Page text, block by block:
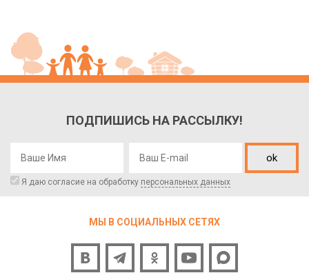
ПОДПИШИСЬ НА РАССЫЛКУ!
ok
Я даю согласие на обработку персональных данных
МЫ В СОЦИАЛЬНЫХ СЕТЯХ